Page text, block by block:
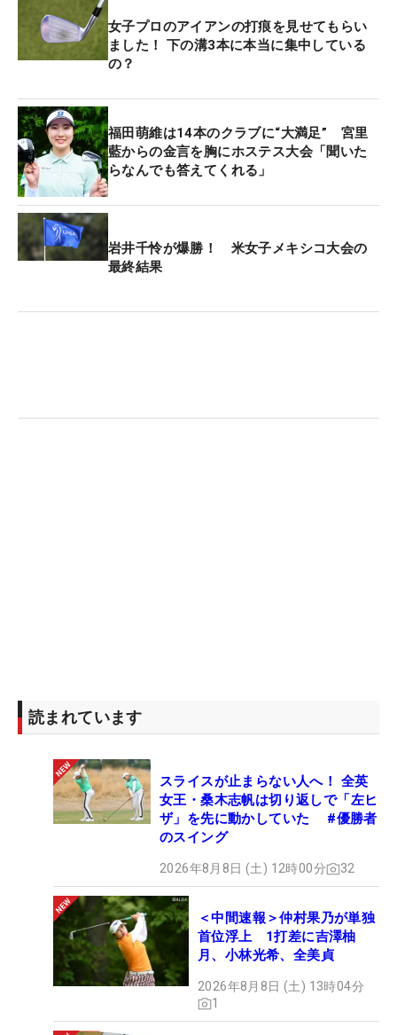
「自分が子供のころは、大人用のクラブを切って使
っていたので、力任せに打っていました。でも今の
きから使うことができていて、上達のためにはとて
もいいことだと思います」
とにかく願いはひとつ。「ジュニアのみんなには、
とにかく楽しくゴルフを続けて欲しいと思います。
そのための環境づくりを周りの大人の方にはしてい
ただけるとうれしい。大人の方にもゴルフを楽しん
女子プロのアイアンの打痕を見せてもらい
ました！ 下の溝3本に本当に集中している
の？
福田萌維は14本のクラブに“大満足” 宮里
藍からの金言を胸にホステス大会「聞いた
らなんでも答えてくれる」
岩井千怜が爆勝！ 米女子メキシコ大会の
最終結果
読まれています
スライスが止まらない人へ！ 全英
女王・桑木志帆は切り返しで「左ヒ
ザ」を先に動かしていた #優勝者
のスイング
2026年8月8日 (土) 12時00分 32
＜中間速報＞仲村果乃が単独
首位浮上 1打差に吉澤柚
月、小林光希、全美貞
2026年8月8日 (土) 13時04分
1